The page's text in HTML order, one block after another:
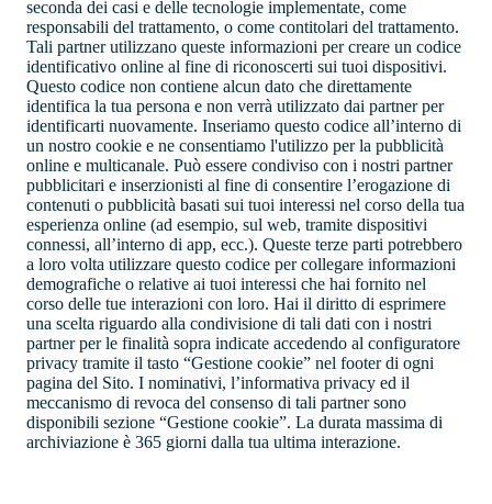
seconda dei casi e delle tecnologie implementate, come
responsabili del trattamento, o come contitolari del trattamento.
Tali partner utilizzano queste informazioni per creare un codice
identificativo online al fine di riconoscerti sui tuoi dispositivi.
Questo codice non contiene alcun dato che direttamente
identifica la tua persona e non verrà utilizzato dai partner per
identificarti nuovamente. Inseriamo questo codice all’interno di
un nostro cookie e ne consentiamo l'utilizzo per la pubblicità
online e multicanale. Può essere condiviso con i nostri partner
pubblicitari e inserzionisti al fine di consentire l’erogazione di
contenuti o pubblicità basati sui tuoi interessi nel corso della tua
esperienza online (ad esempio, sul web, tramite dispositivi
connessi, all’interno di app, ecc.). Queste terze parti potrebbero
a loro volta utilizzare questo codice per collegare informazioni
demografiche o relative ai tuoi interessi che hai fornito nel
corso delle tue interazioni con loro. Hai il diritto di esprimere
una scelta riguardo alla condivisione di tali dati con i nostri
partner per le finalità sopra indicate accedendo al configuratore
privacy tramite il tasto “Gestione cookie” nel footer di ogni
pagina del Sito. I nominativi, l’informativa privacy ed il
meccanismo di revoca del consenso di tali partner sono
disponibili sezione “Gestione cookie”. La durata massima di
archiviazione è 365 giorni dalla tua ultima interazione.